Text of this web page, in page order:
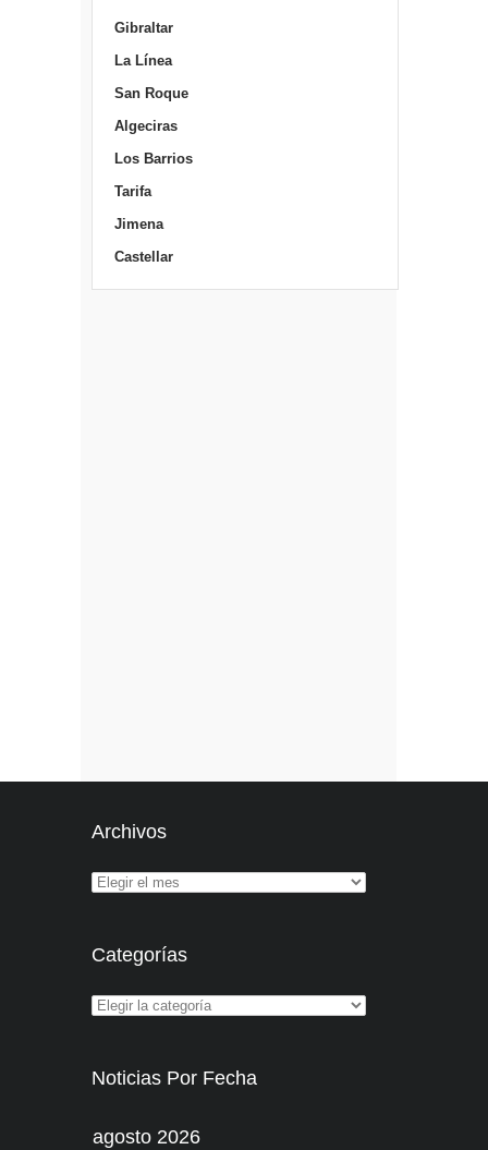
Gibraltar
La Línea
San Roque
Algeciras
Los Barrios
Tarifa
Jimena
Castellar
Archivos
Categorías
Noticias Por Fecha
agosto 2026